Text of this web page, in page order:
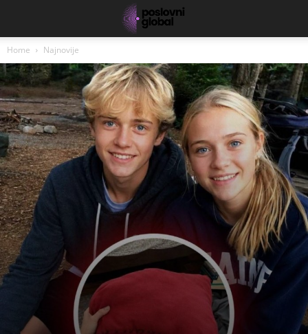
Home Najnovije